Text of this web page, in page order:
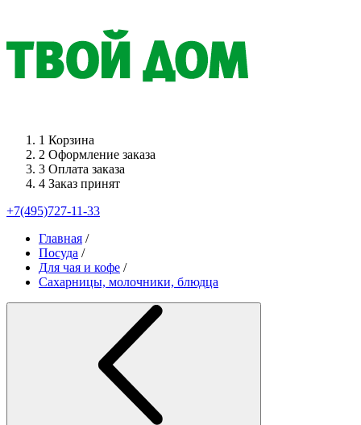
1 Корзина
2 Оформление заказа
3 Оплата заказа
4 Заказ принят
+7(495)727-11-33
Главная /
Посуда /
Для чая и кофе /
Сахарницы, молочники, блюдца